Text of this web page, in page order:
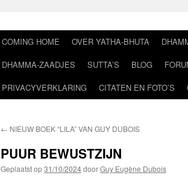
COMING HOME OVER YATHA-BHUTA
DHAMMA-ZAADJES
SUTTA’S BLOG
PRIVACYVERKLARING
CITATEN EN FOTO’S
← NIEUW BOEK “LILA” VAN GUY DUBOIS
PUUR BEWUSTZIJN
Geplaatst op31/10/2024doorGuy Eugène Dubois